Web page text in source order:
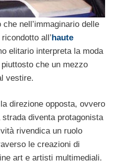
che nell’immaginario delle
all’haute
elitario interpreta la moda
che un mezzo
vestire.
direzione opposta, ovvero
strada diventa protagonista
rivendica un ruolo
le creazioni di
art e artisti multimediali.